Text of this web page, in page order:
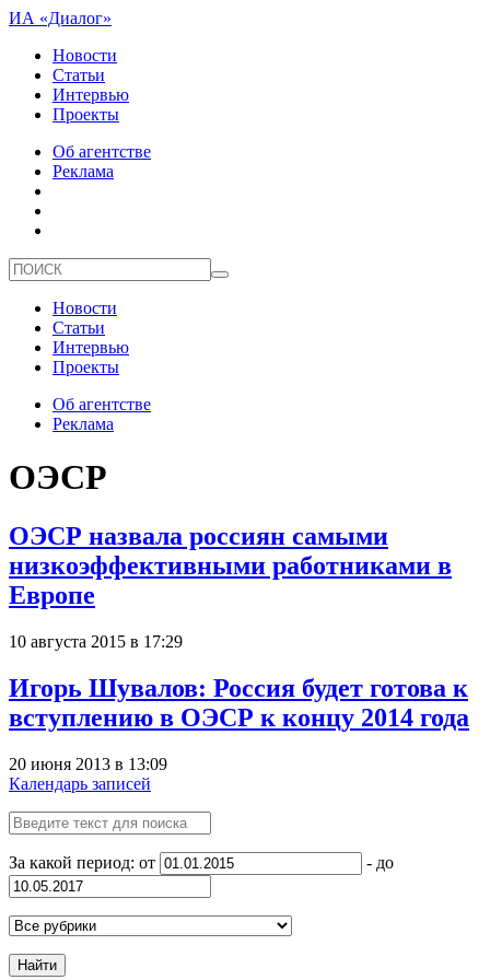
ИА «Диалог»
Новости
Статьи
Интервью
Проекты
Об агентстве
Реклама
Новости
Статьи
Интервью
Проекты
Об агентстве
Реклама
ОЭСР
ОЭСР назвала россиян самыми
низкоэффективными работниками в
Европе
10 августа 2015 в 17:29
Игорь Шувалов: Россия будет готова к
вступлению в ОЭСР к концу 2014 года
20 июня 2013 в 13:09
Календарь записей
За какой период: от - до
Найти